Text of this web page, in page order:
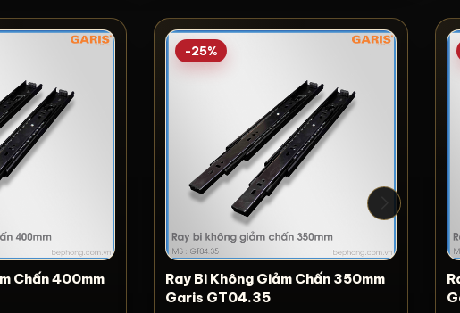
Chấn 400mm
-25%
Ray Bi Không Giảm Chấn 350mm
Garis GT04.35